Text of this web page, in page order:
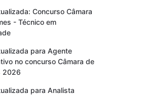
Concurso Câmara
- Técnico em
para Agente
no concurso Câmara de
2026
para Analista